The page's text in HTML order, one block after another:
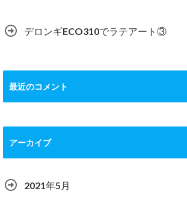
デロンギECO310でラテアート③
最近のコメント
アーカイブ
2021年5月